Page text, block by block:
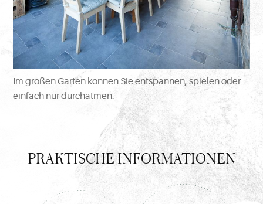
Im großen Garten können Sie entspannen, spielen oder
einfach nur durchatmen.
PRAKTISCHE INFORMATIONEN